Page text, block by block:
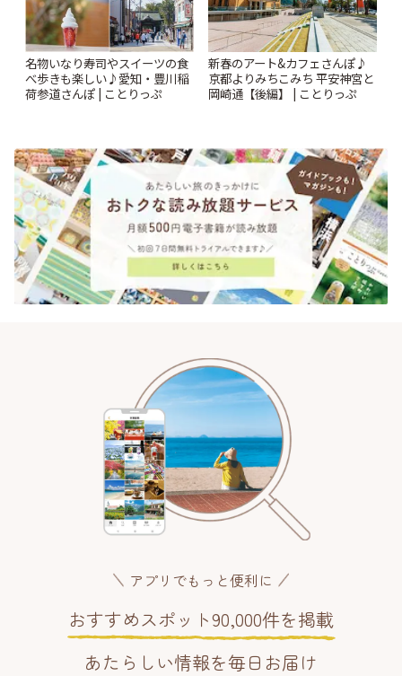
名物いなり寿司やスイーツの食
べ歩きも楽しい♪愛知・豊川稲
荷参道さんぽ | ことりっぷ
新春のアート&カフェさんぽ♪
京都よりみちこみち 平安神宮と
岡崎通【後編】 | ことりっぷ
アプリでもっと便利に
おすすめスポット90,000件を掲載
あたらしい情報を毎日お届け